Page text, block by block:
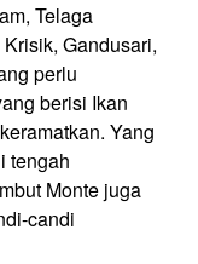
Telaga
Gandusari,
perlu
berisi Ikan
Yang
tengah
Monte juga
candi